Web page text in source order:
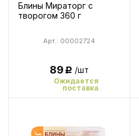
Блины Мираторг с
творогом 360 г
Арт.: 00002724
89Р /шт
Ожидается
поставка